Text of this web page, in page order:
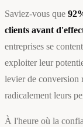
Saviez-vous que
clients avant
entreprises se
exploiter leur
levier de conversion
radicalement leurs
À l'heure où la